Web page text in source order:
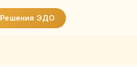
Решения ЭДО